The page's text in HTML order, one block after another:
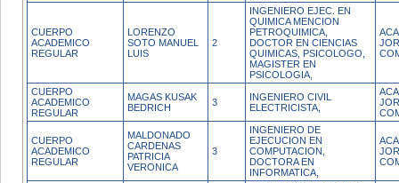
CUERPO
ACADEMICO
REGULAR
LORENZO
SOTO MANUEL
LUIS
2
INGENIERO EJEC. EN
QUIMICA MENCION
PETROQUIMICA,
DOCTOR EN CIENCIAS
QUIMICAS, PSICOLOGO,
MAGISTER EN
PSICOLOGIA,
CUERPO
ACADEMICO
REGULAR
MAGAS KUSAK
BEDRICH
3
INGENIERO CIVIL
ELECTRICISTA,
CUERPO
ACADEMICO
REGULAR
MALDONADO
CARDENAS
PATRICIA
VERONICA
3
INGENIERO DE
EJECUCION EN
COMPUTACION,
DOCTORA EN
INFORMATICA,